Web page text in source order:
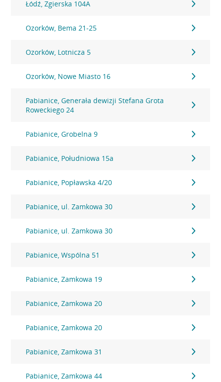
Łódź, Zgierska 104A
Ozorków, Bema 21-25
Ozorków, Lotnicza 5
Ozorków, Nowe Miasto 16
Pabianice, Generała dewizji Stefana Grota
Roweckiego 24
Pabianice, Grobelna 9
Pabianice, Południowa 15a
Pabianice, Popławska 4/20
Pabianice, ul. Zamkowa 30
Pabianice, ul. Zamkowa 30
Pabianice, Wspólna 51
Pabianice, Zamkowa 19
Pabianice, Zamkowa 20
Pabianice, Zamkowa 20
Pabianice, Zamkowa 31
Pabianice, Zamkowa 44